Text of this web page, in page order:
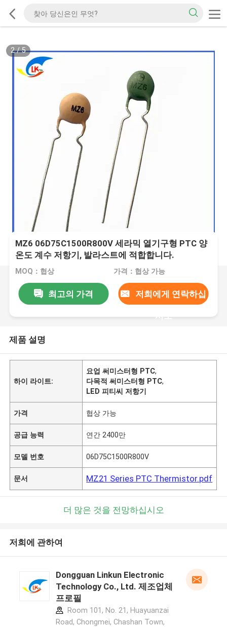
2/5
MZ6 06D75C1500R800V 세라믹 열기구형 PTC 양
온도 계수 저항기, 발라스트에 적합합니다.
MOQ：협상 가격：협상 가능
최고의 가격 저희에게 연락하십
시오
제품 설명
하이 라이트:
요업 써미스터형 PTC,
다목적 써미스터형 PTC,
LED 피티씨 저항기
가격 협상 가능
공급 능력 연간 2400만
모델 번호 06D75C1500R800V
문서 MZ21 Series PTC Thermistor.pdf
더 많은 것을 전망하십시오
저희에 관하여
Dongguan Linkun Electronic
Technology Co., Ltd. 제조업체
프로필
Room 101, No. 21, Huayuanzai
Road, Chongmei, Chashan Town,